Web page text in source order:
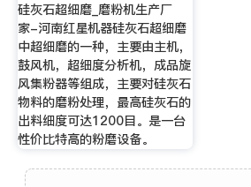
硅灰石超细磨_磨粉机生产厂
家-河南红星机器硅灰石超细磨
中超细磨的一种，主要由主机，
鼓风机，超细度分析机，成品旋
风集粉器等组成，主要对硅灰石
物料的磨粉处理，最高硅灰石的
出料细度可达1200目。是一台
性价比特高的粉磨设备。